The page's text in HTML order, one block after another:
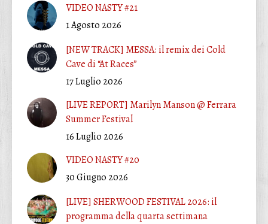
VIDEO NASTY #21
1 Agosto 2026
[NEW TRACK] MESSA: il remix dei Cold
Cave di “At Races”
17 Luglio 2026
[LIVE REPORT] Marilyn Manson @ Ferrara
Summer Festival
16 Luglio 2026
VIDEO NASTY #20
30 Giugno 2026
[LIVE] SHERWOOD FESTIVAL 2026: il
programma della quarta settimana